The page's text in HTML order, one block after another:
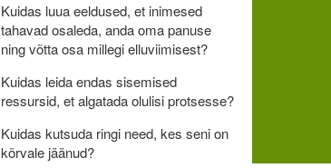
Kuidas luua eeldused, et inimesed
tahavad osaleda, anda oma panuse
ning võtta osa millegi elluviimisest?
Kuidas leida endas sisemised
ressursid, et algatada olulisi protsesse?
Kuidas kutsuda ringi need, kes seni on
kõrvale jäänud?